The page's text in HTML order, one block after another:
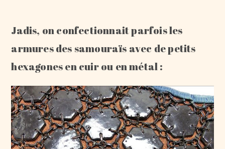
Jadis, on confectionnait parfois les
armures des samouraïs avec de petits
hexagones en cuir ou en métal :